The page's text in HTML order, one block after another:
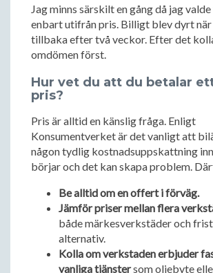
Jag minns särskilt en gång då jag
enbart utifrån pris. Billigt blev dyrt
tillbaka efter två veckor. Efter det
omdömen först.
Hur vet du att du betalar
pris?
Pris är alltid en känslig fråga. Enligt
Konsumentverket är det vanligt att
någon tydlig kostnadsuppskattning
börjar och det kan skapa problem.
Be alltid om en offert i förväg.
Jämför priser mellan flera
både märkesverkstäder och
alternativ.
Kolla om verkstaden erbjuder
vanliga tjänstersom oljebyte